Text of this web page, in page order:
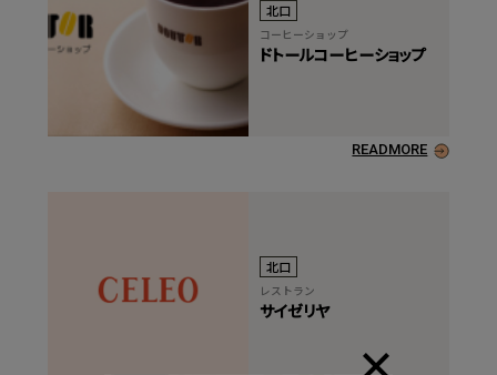
北口
コーヒーショップ
ドトールコーヒーショップ
READMORE
北口
レストラン
サイゼリヤ